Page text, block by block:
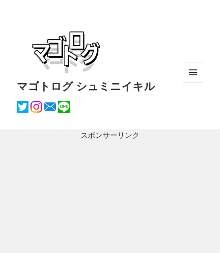
マゴトログ シュミニイキル
スポンサーリンク